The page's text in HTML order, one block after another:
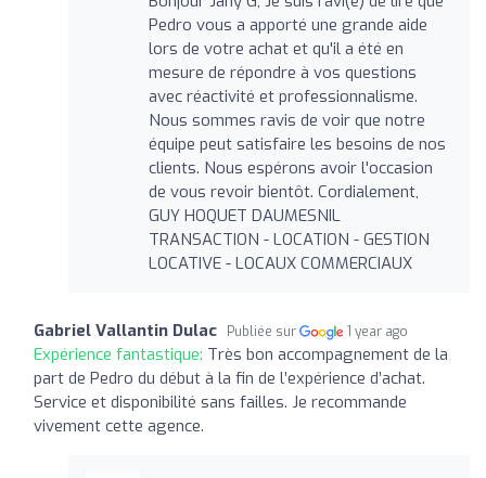
Pedro vous a apporté une grande aide
lors de votre achat et qu'il a été en
mesure de répondre à vos questions
avec réactivité et professionnalisme.
Nous sommes ravis de voir que notre
équipe peut satisfaire les besoins de nos
clients. Nous espérons avoir l'occasion
de vous revoir bientôt. Cordialement,
GUY HOQUET DAUMESNIL
TRANSACTION - LOCATION - GESTION
LOCATIVE - LOCAUX COMMERCIAUX
Gabriel Vallantin Dulac Publiée sur 1 year ago
Expérience fantastique: Très bon accompagnement de la
part de Pedro du début à la fin de l’expérience d’achat.
Service et disponibilité sans failles. Je recommande
vivement cette agence.